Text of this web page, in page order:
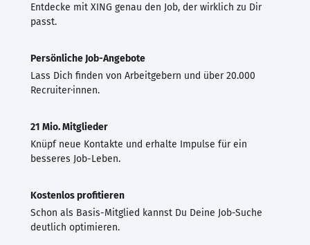
Entdecke mit XING genau den Job, der wirklich zu Dir
passt.
Persönliche Job-Angebote
Lass Dich finden von Arbeitgebern und über 20.000
Recruiter·innen.
21 Mio. Mitglieder
Knüpf neue Kontakte und erhalte Impulse für ein
besseres Job-Leben.
Kostenlos profitieren
Schon als Basis-Mitglied kannst Du Deine Job-Suche
deutlich optimieren.